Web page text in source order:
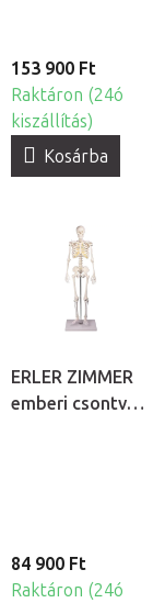
153 900 Ft
Raktáron (24ó
kiszállítás)
Kosárba
ERLER ZIMMER
emberi csontváz
84 900 Ft
Raktáron (24ó